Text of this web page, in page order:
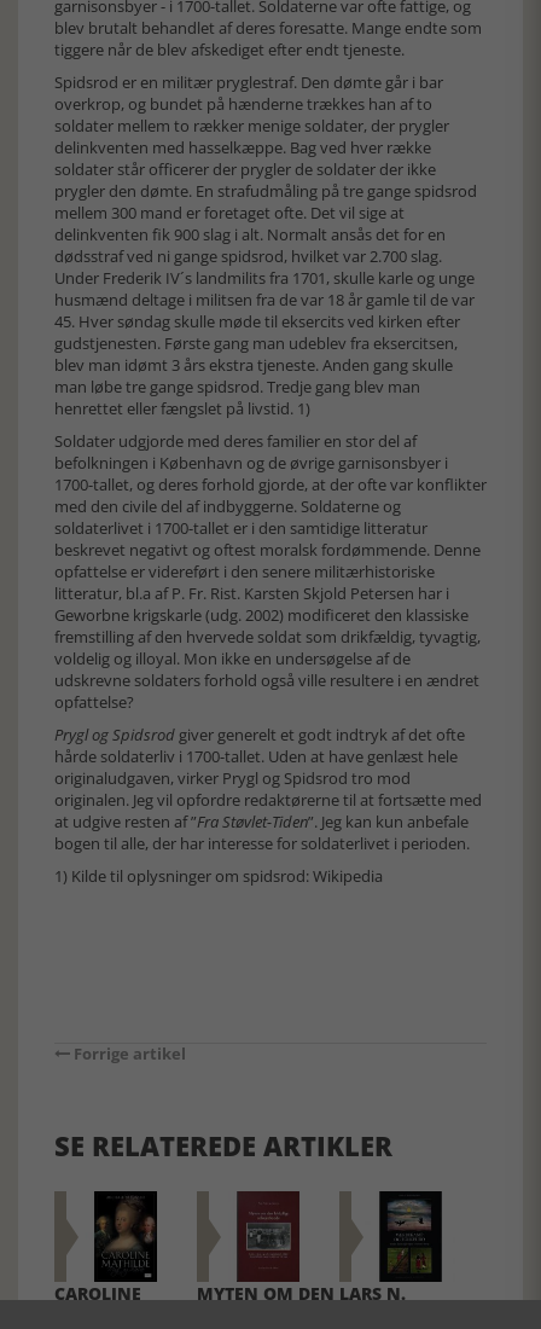
garnisonsbyer - i 1700-tallet. Soldaterne var ofte fattige, og
blev brutalt behandlet af deres foresatte. Mange endte som
tiggere når de blev afskediget efter endt tjeneste.
Spidsrod er en militær pryglestraf. Den dømte går i bar
overkrop, og bundet på hænderne trækkes han af to
soldater mellem to rækker menige soldater, der prygler
delinkventen med hasselkæppe. Bag ved hver række
soldater står officerer der prygler de soldater der ikke
prygler den dømte. En strafudmåling på tre gange spidsrod
mellem 300 mand er foretaget ofte. Det vil sige at
delinkventen fik 900 slag i alt. Normalt ansås det for en
dødsstraf ved ni gange spidsrod, hvilket var 2.700 slag.
Under Frederik IV´s landmilits fra 1701, skulle karle og unge
husmænd deltage i militsen fra de var 18 år gamle til de var
45. Hver søndag skulle møde til eksercits ved kirken efter
gudstjenesten. Første gang man udeblev fra eksercitsen,
blev man idømt 3 års ekstra tjeneste. Anden gang skulle
man løbe tre gange spidsrod. Tredje gang blev man
henrettet eller fængslet på livstid. 1)
Soldater udgjorde med deres familier en stor del af
befolkningen i København og de øvrige garnisonsbyer i
1700-tallet, og deres forhold gjorde, at der ofte var konflikter
med den civile del af indbyggerne. Soldaterne og
soldaterlivet i 1700-tallet er i den samtidige litteratur
beskrevet negativt og oftest moralsk fordømmende. Denne
opfattelse er videreført i den senere militærhistoriske
litteratur, bl.a af P. Fr. Rist. Karsten Skjold Petersen har i
Geworbne krigskarle (udg. 2002) modificeret den klassiske
fremstilling af den hvervede soldat som drikfældig, tyvagtig,
voldelig og illoyal. Mon ikke en undersøgelse af de
udskrevne soldaters forhold også ville resultere i en ændret
opfattelse?
Prygl og Spidsrod giver generelt et godt indtryk af det ofte
hårde soldaterliv i 1700-tallet. Uden at have genlæst hele
originaludgaven, virker Prygl og Spidsrod tro mod
originalen. Jeg vil opfordre redaktørerne til at fortsætte med
at udgive resten af ”Fra Støvlet-Tiden”. Jeg kan kun anbefale
bogen til alle, der har interesse for soldaterlivet i perioden.
1) Kilde til oplysninger om spidsrod: Wikipedia
Forrige artikel
SE RELATEREDE ARTIKLER
CAROLINE
MYTEN OM DEN LARS N.